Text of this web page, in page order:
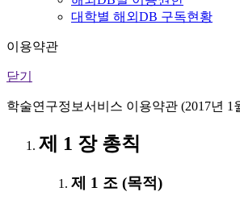
대학별 해외DB 구독현황
이용약관
닫기
학술연구정보서비스 이용약관 (2017년 1
제 1 장 총칙
제 1 조 (목적)